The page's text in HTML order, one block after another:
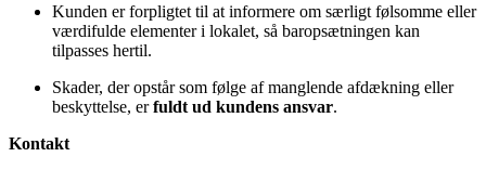
Kunden er forpligtet til at informere om særligt følsomme eller
værdifulde elementer i lokalet, så baropsætningen kan
tilpasses hertil.
Skader, der opstår som følge af manglende afdækning eller
beskyttelse, erfuldt ud kundens ansvar.
Kontakt